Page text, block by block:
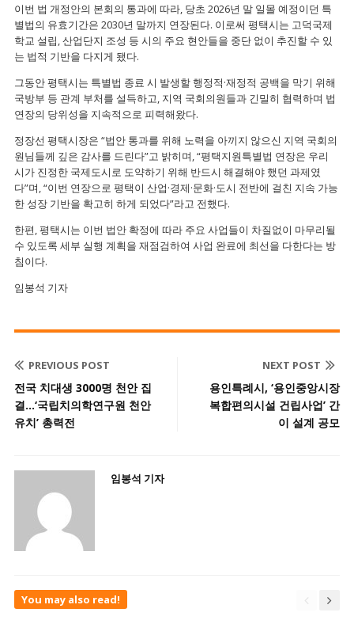
이번 법 개정안의 본회의 통과에 따라, 당초 2026년 말 일몰 예정이던 특
별법의 유효기간은 2030년 말까지 연장된다. 이로써 평택시는 고덕국제
학교 설립, 산업단지 조성 등 시의 주요 현안들을 중단 없이 추진할 수 있
는 법적 기반을 다지게 됐다.
그동안 평택시는 특별법 종료 시 발생할 행정적·재정적 공백을 막기 위해
국방부 등 관계 부처를 설득하고, 지역 국회의원들과 긴밀히 협력하며 법
연장의 당위성을 지속적으로 피력해왔다.
정장선 평택시장은 “법안 통과를 위해 노력을 아끼지 않으신 지역 국회의
원님들께 깊은 감사를 드린다”고 밝히며, “평택지원특별법 연장은 우리
시가 진정한 국제도시로 도약하기 위해 반드시 해결해야 했던 과제였
다”며, “이번 연장으로 평택이 산업·경제·문화·도시 전반에 걸친 지속 가능
한 성장 기반을 확고히 하게 되었다”라고 전했다.
한편, 평택시는 이번 법안 확정에 따라 주요 사업들이 차질없이 마무리될
수 있도록 세부 실행 계획을 재점검하여 사업 완료에 최선을 다한다는 방
침이다.
임봉석 기자
PREVIOUS POST
전국 치대생 3000명 천안 집
결…‘국립치의학연구원 천안
유치’ 총력전
NEXT POST
용인특례시, ‘용인중앙시장
복합편의시설 건립사업’ 간
이 설계 공모
임봉석 기자
You may also read!